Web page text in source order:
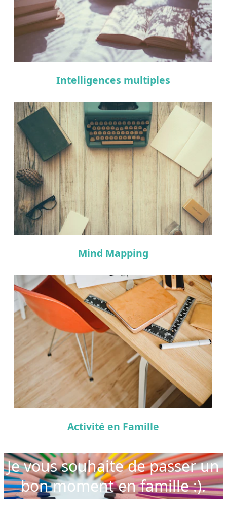
Intelligences multiples
Mind Mapping
Activité en Famille
Je vous souhaite de passer un
bon moment en famille :).